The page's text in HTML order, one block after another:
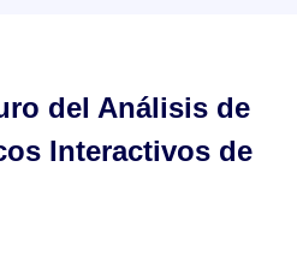
del Análisis de
Interactivos de